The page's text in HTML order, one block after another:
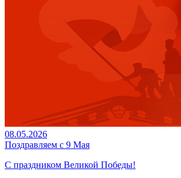
08.05.2026
Поздравляем с 9 Мая
С праздником Великой Победы!